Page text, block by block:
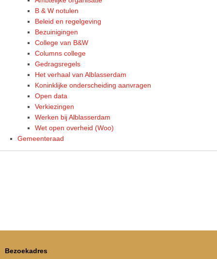
B & W notulen
Beleid en regelgeving
Bezuinigingen
College van B&W
Columns college
Gedragsregels
Het verhaal van Alblasserdam
Koninklijke onderscheiding aanvragen
Open data
Verkiezingen
Werken bij Alblasserdam
Wet open overheid (Woo)
Gemeenteraad
Bezoekadres